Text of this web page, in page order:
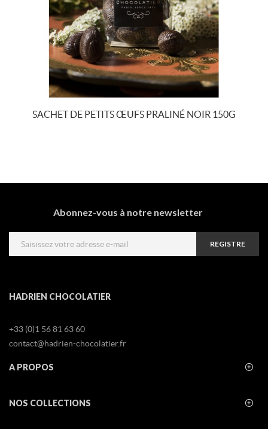
SACHET DE PETITS ŒUFS PRALINÉ NOIR 150G
Abonnez-vous à notre newsletter
REGISTRE
HADRIEN CHOCOLATIER
+33 (0)1 56 81 63 60
contact@hadrien-chocolatier.fr
A PROPOS
NOS COLLECTIONS